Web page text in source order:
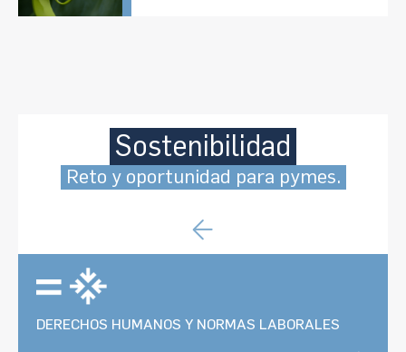
Sostenibilidad
Reto y oportunidad para pymes.
DERECHOS HUMANOS Y NORMAS LABORALES